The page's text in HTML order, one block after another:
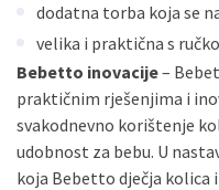
dodatna torba koja se
velika i praktična s
Bebetto inovacije–
praktičnim rješenjima i
svakodnevno korištenje
udobnost za bebu. U
koja Bebetto dječja kolica